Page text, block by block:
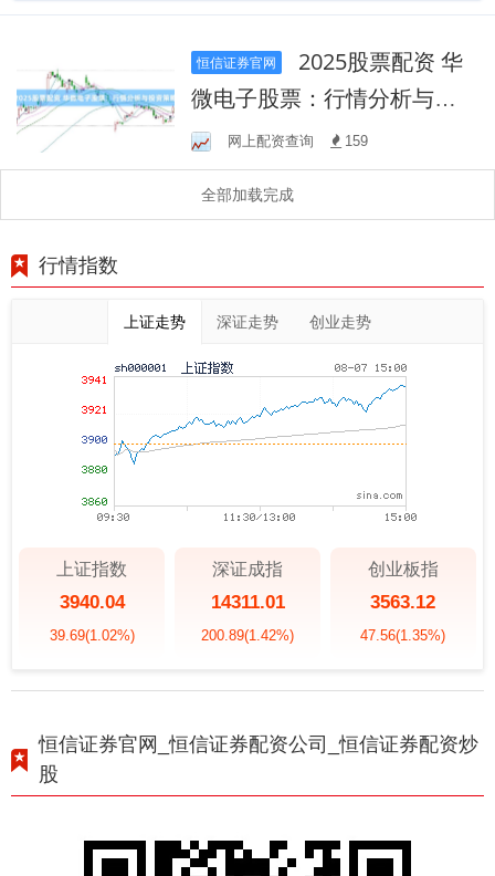
恒信证券官网
微电子股票：行情分析与投
资策略网上配资查询 159
全部加载完成
行情指数
上证走势 深证走势 创业走势
上证指数
3940.04
39.69(1.02%)
深证成指
14311.01
200.89(1.42%)
创业板指
3563.12
47.56(1.35%)
恒信证券官网_恒信证券配资公司_恒信证券配资炒
股